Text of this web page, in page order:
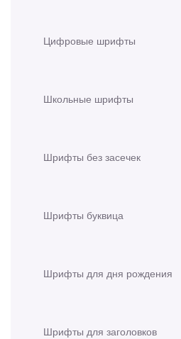
Цифровые шрифты
Школьные шрифты
Шрифты без засечек
Шрифты буквица
Шрифты для дня рождения
Шрифты для заголовков